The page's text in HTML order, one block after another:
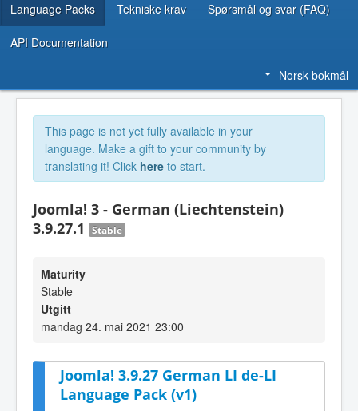
Language Packs Tekniske krav Spørsmål og svar (FAQ)
API Documentation
Norsk bokmål
This page is not yet fully available in your
language. Make a gift to your community by
translating it! Click here to start.
Joomla! 3 - German (Liechtenstein)
3.9.27.1
Stable
Maturity
Stable
Utgitt
mandag 24. mai 2021 23:00
Joomla! 3.9.27 German LI de-LI
Language Pack (v1)